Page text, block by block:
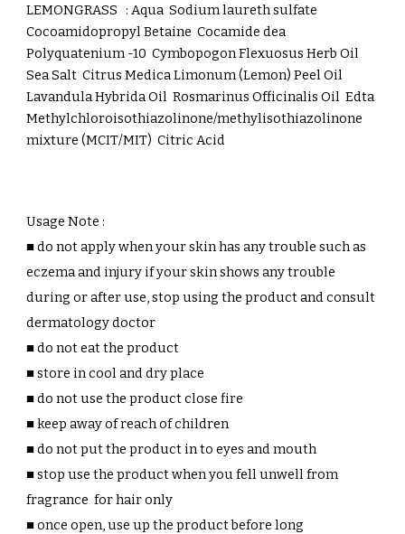
LEMONGRASS :Aqua Sodium laureth sulfate
Cocoamidopropyl Betaine Cocamide dea
Polyquatenium -10 Cymbopogon Flexuosus Herb Oil
Sea Salt Citrus Medica Limonum (Lemon) Peel Oil
Lavandula Hybrida Oil Rosmarinus Officinalis Oil Edta
Methylchloroisothiazolinone/methylisothiazolinone
mixture (MCIT/MIT) Citric Acid
Usage Note :
■ do not apply when your skin has any trouble such as
eczema and injury if your skin shows any trouble
during or after use, stop using the product and consult
dermatology doctor
■ do not eat the product
■ store in cool and dry place
■ do not use the product close fire
■ keep away of reach of children
■ do not put the product in to eyes and mouth
■ stop use the product when you fell unwell from
fragrance for hair only
■ once open, use up the product before long